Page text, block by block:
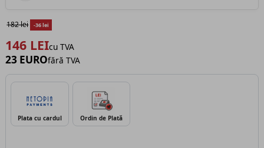
182 lei -36 lei
146 LEIcu TVA
23 EUROfără TVA
Plata cu cardul Ordin de Plată